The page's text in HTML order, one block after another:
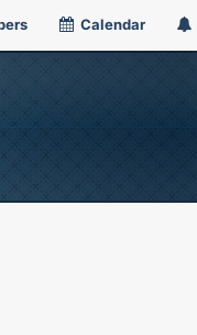
Calendar